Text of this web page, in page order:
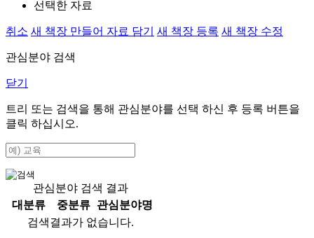
선택한 자료
취소 새 책장 만들어 자료 담기 새 책장 등록 새 책장 수정
관심분야 검색
닫기
트리 또는 검색을 통해 관심분야를 선택 하신 후 등록 버튼을
클릭 하십시오.
관심분야 검색 결과
대분류
중분류
관심분야명
검색결과가 없습니다.